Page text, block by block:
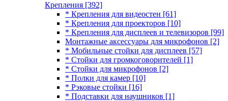
Крепления [392]
* Крепления для видеостен [61]
* Крепления для проекторов [10]
* Крепления для дисплеев и телевизоров [99]
Монтажные аксессуары для микрофонов [2]
* Мобильные стойки для дисплеев [57]
* Стойки для громкоговорителей [1]
* Стойки для микрофонов [2]
* Полки для камер [10]
* Рэковые стойки [16]
* Подставки для наушников [1]